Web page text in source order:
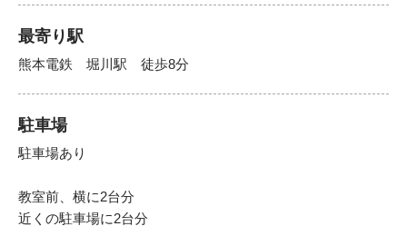
最寄り駅
熊本電鉄 堀川駅 徒歩8分
駐車場
駐車場あり
教室前、横に2台分
近くの駐車場に2台分